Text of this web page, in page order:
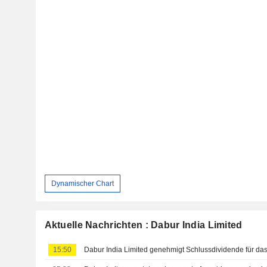
Dynamischer Chart
Aktuelle Nachrichten : Dabur India Limited
15:50